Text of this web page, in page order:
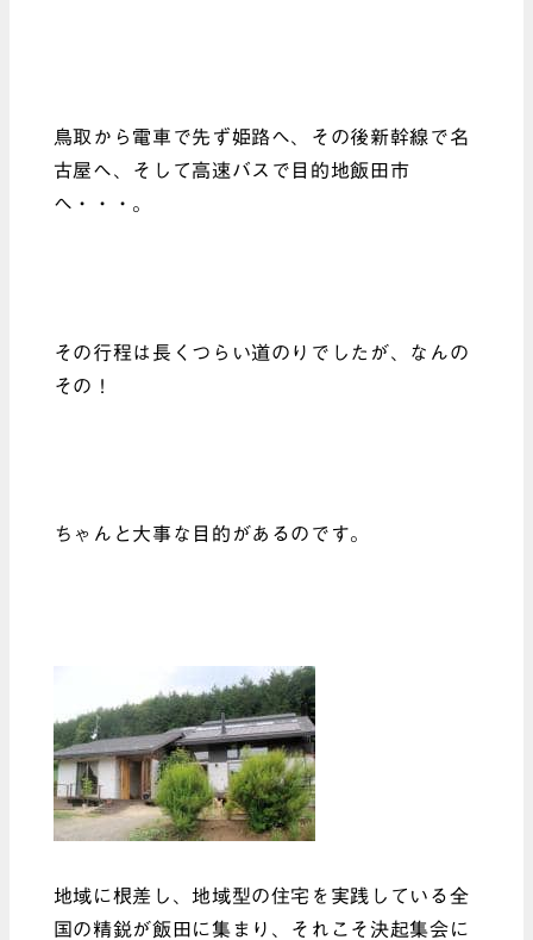
鳥取から電車で先ず姫路へ、その後新幹線で名
古屋へ、そして高速バスで目的地飯田市
へ・・・。
その行程は長くつらい道のりでしたが、なんの
その！
ちゃんと大事な目的があるのです。
地域に根差し、地域型の住宅を実践している全
国の精鋭が飯田に集まり、それこそ決起集会に